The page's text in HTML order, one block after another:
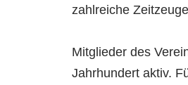
zahlreiche
Mitglieder des
Jahrhundert aktiv.